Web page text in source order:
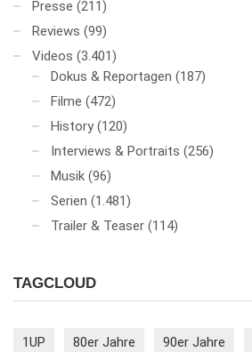
Presse (211)
Reviews (99)
Videos (3.401)
Dokus & Reportagen (187)
Filme (472)
History (120)
Interviews & Portraits (256)
Musik (96)
Serien (1.481)
Trailer & Teaser (114)
TAGCLOUD
1UP 80er Jahre 90er Jahre